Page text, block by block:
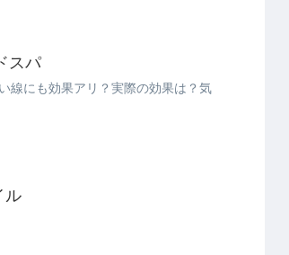
スパ
線にも効果アリ？実際の効果は？気
ル